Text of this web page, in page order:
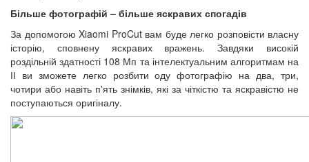
Більше фотографій – більше яскравих спогадів
За допомогою Xiaomi ProCut вам буде легко розповісти власну
історію, сповнену яскравих вражень. Завдяки високій
роздільній здатності 108 Мп та інтелектуальним алгоритмам на
ІІ ви зможете легко розбити оду фотографію на два, три,
чотири або навіть п'ять знімків, які за чіткістю та яскравістю не
поступаються оригіналу.